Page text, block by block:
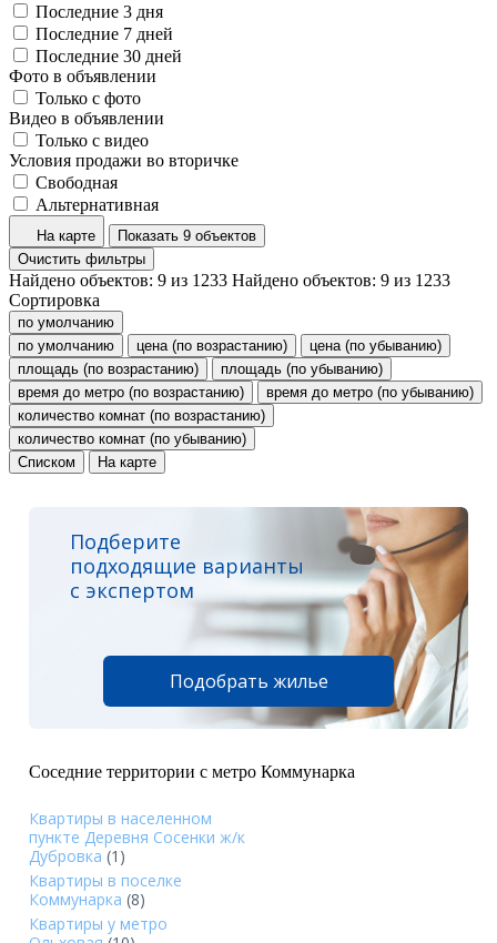
Последние 3 дня
Последние 7 дней
Последние 30 дней
Фото в объявлении
Только с фото
Видео в объявлении
Только с видео
Условия продажи во вторичке
Свободная
Альтернативная
На карте
Показать 9 объектов
Очистить фильтры
Найдено объектов: 9 из 1233 Найдено объектов: 9 из 1233
Сортировка
по умолчанию
по умолчанию
цена (по возрастанию)
цена (по убыванию)
площадь (по возрастанию)
площадь (по убыванию)
время до метро (по возрастанию)
время до метро (по убыванию)
количество комнат (по возрастанию)
количество комнат (по убыванию)
Списком
На карте
Подберите
подходящие варианты
с экспертом
Подобрать жилье
Соседние территории с метро Коммунарка
Квартиры в населенном
пункте Деревня Сосенки ж/к
Дубровка (1)
Квартиры в поселке
Коммунарка (8)
Квартиры у метро